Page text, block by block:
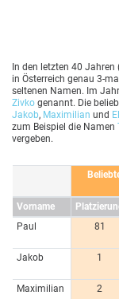
In den letzten 40
in Österreich genau 3-
seltenen Namen. Im
Zivko genannt. Die
Jakob, Maximilian und
zum Beispiel die Namen
vergeben.
Vorname
Paul
81
Jakob
1
Maximilian
2